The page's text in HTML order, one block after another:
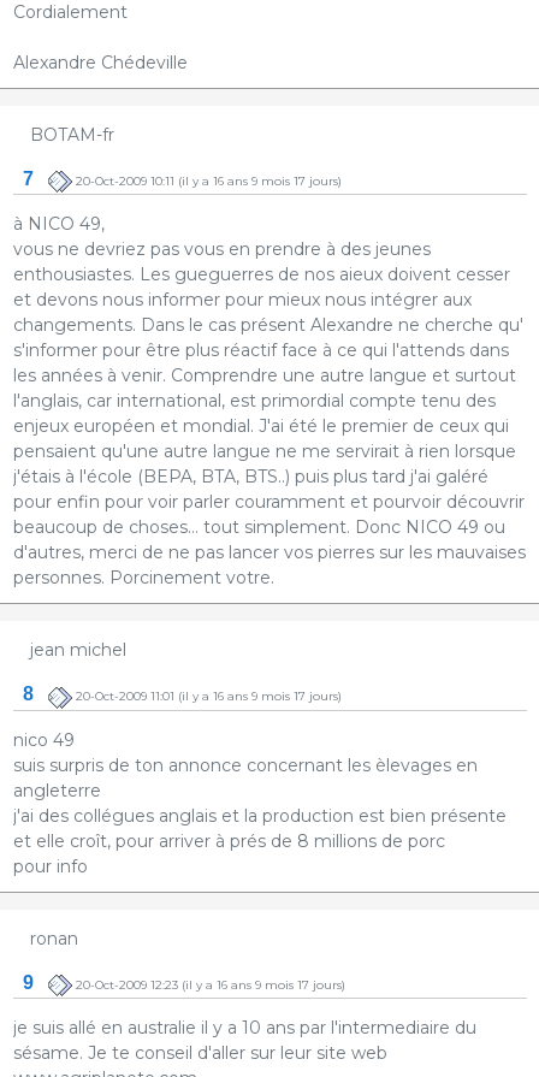
Cordialement
Alexandre Chédeville
BOTAM-fr
7 20-Oct-2009 10:11 (il y a 16 ans 9 mois 17 jours)
à NICO 49,
vous ne devriez pas vous en prendre à des jeunes
enthousiastes. Les gueguerres de nos aieux doivent cesser
et devons nous informer pour mieux nous intégrer aux
changements. Dans le cas présent Alexandre ne cherche qu'
s'informer pour être plus réactif face à ce qui l'attends dans
les années à venir. Comprendre une autre langue et surtout
l'anglais, car international, est primordial compte tenu des
enjeux européen et mondial. J'ai été le premier de ceux qui
pensaient qu'une autre langue ne me servirait à rien lorsque
j'étais à l'école (BEPA, BTA, BTS..) puis plus tard j'ai galéré
pour enfin pour voir parler couramment et pourvoir découvrir
beaucoup de choses... tout simplement. Donc NICO 49 ou
d'autres, merci de ne pas lancer vos pierres sur les mauvaises
personnes. Porcinement votre.
jean michel
8 20-Oct-2009 11:01 (il y a 16 ans 9 mois 17 jours)
nico 49
suis surpris de ton annonce concernant les èlevages en
angleterre
j'ai des collégues anglais et la production est bien présente
et elle croît, pour arriver à prés de 8 millions de porc
pour info
ronan
9 20-Oct-2009 12:23(il y a 16 ans 9 mois 17 jours)
je suis allé en australie il y a 10 ans par l'intermediaire du
sésame. Je te conseil d'aller sur leur site web